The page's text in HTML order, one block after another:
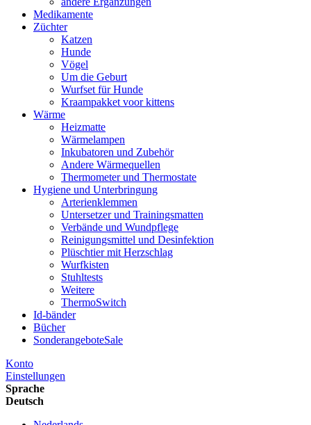
Medikamente
Züchter
Katzen
Hunde
Vögel
Um die Geburt
Wurfset für Hunde
Kraampakket voor kittens
Wärme
Heizmatte
Wärmelampen
Inkubatoren und Zubehör
Andere Wärmequellen
Thermometer und Thermostate
Hygiene und Unterbringung
Arterienklemmen
Untersetzer und Trainingsmatten
Verbände und Wundpflege
Reinigungsmittel und Desinfektion
Plüschtier mit Herzschlag
Wurfkisten
Stuhltests
Weitere
ThermoSwitch
Id-bänder
Bücher
SonderangeboteSale
Konto
Einstellungen
Sprache
Deutsch